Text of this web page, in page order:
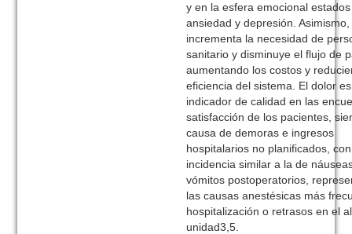
y en la esfera emocional
ansiedad y depresión.
incrementa la necesidad de
sanitario y disminuye el flujo de
aumentando los costos y
eficiencia del sistema. El dolor
indicador de calidad en las
satisfacción de los pacientes,
causa de demoras e ingresos
hospitalarios no planificados,
incidencia similar a la de
vómitos postoperatorios,
las causas anestésicas más
hospitalización o retrasos en el
unidad3,5.